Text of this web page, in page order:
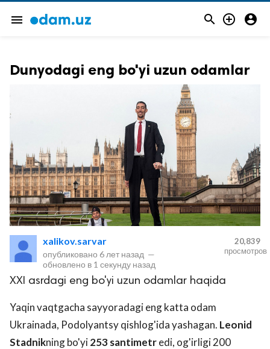
menu   
Dunyodagi eng bo'yi uzun odamlar
xalikov.sarvar
опубликовано 6 лет назад —
обновлено в 1 секунду назад
20,839
просмотров
XXI asrdagi eng bo'yi uzun odamlar haqida
Yaqin vaqtgacha sayyoradagi eng katta odam
Ukrainada, Podolyantsy qishlog'ida yashagan. Leonid
Stadnikning bo'yi253 santimetredi, og'irligi 200